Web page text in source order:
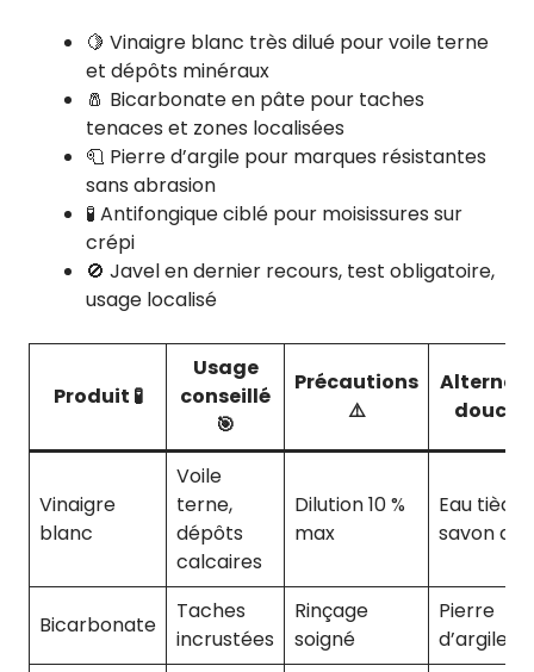
🍋 Vinaigre blanc très dilué pour voile terne
et dépôts minéraux
🧂 Bicarbonate en pâte pour taches
tenaces et zones localisées
🧻 Pierre d’argile pour marques résistantes
sans abrasion
🧪 Antifongique ciblé pour moisissures sur
crépi
🚫 Javel en dernier recours, test obligatoire,
usage localisé
Produit 🧪
Usage
conseillé
🎯
Précautions
⚠️
douce
Vinaigre
blanc
Voile
terne,
dépôts
calcaires
Dilution 10 %
max
Eau tiède
savon
Bicarbonate
Taches
incrustées
Rinçage
soigné
Pierre
d’argile